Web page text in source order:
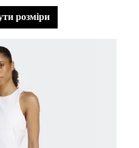
розміри